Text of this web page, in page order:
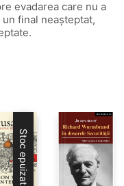
evadarea care nu a
final neașteptat,
Stoc epuizat